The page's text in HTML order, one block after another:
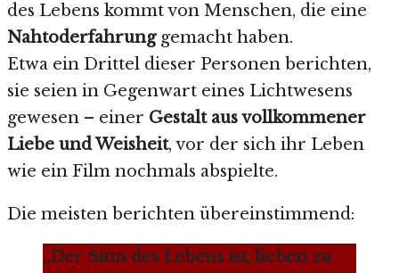
des Lebens kommt von Menschen, die eine
Nahtoderfahrunggemacht haben.
Etwa ein Drittel dieser Personen berichten,
sie seien in Gegenwart eines Lichtwesens
gewesen – einer Gestalt aus vollkommener
Liebe und Weisheit, vor der sich ihr Leben
wie ein Film nochmals abspielte.
Die meisten berichten übereinstimmend:
„Der Sinn des Lebens ist, lieben zu